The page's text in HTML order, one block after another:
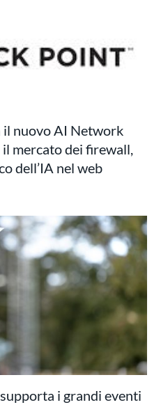
il nuovo AI Network
mercato dei firewall,
dell’IA nel web
i grandi eventi